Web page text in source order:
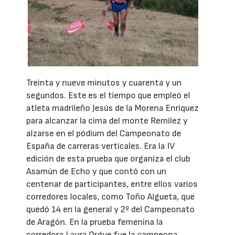
Treinta y nueve minutos y cuarenta y un
segundos. Este es el tiempo que empleó el
atleta madrileño Jesús de la Morena Enriquez
para alcanzar la cima del monte Remilez y
alzarse en el pódium del Campeonato de
España de carreras verticales. Era la IV
edición de esta prueba que organiza el club
Asamún de Echo y que contó con un
centenar de participantes, entre ellos varios
corredores locales, como Toño Algueta, que
quedó 14 en la general y 2º del Campeonato
de Aragón. En la prueba femenina la